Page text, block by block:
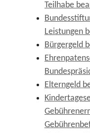
Teilhabe
Leistungen
Bürgergeld
Elterngeld